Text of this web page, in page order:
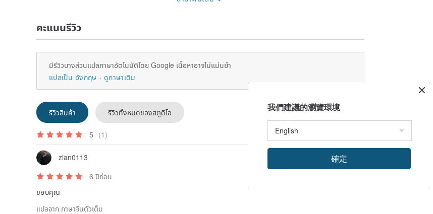
Delivery arrangements:
Suggested choices: The delivery address is Hong Kong Industrial and Commercial Area
(excluding remote areas) or Hong Kong SF Station. It will be sent by SF Express and will
be delivered within 1-2 working days after being sent.
Hong Kong SF Station List
www.sf-express.com/hk/tc/other_serv...
If the delivery address is a Hong Kong residence, it will be sent by Hongkong Post.
Taiwan buyers:
Will be sent by SF Express, the use of SF freight requires an identity card number. It is
usually delivered within 1-2 working days after being sent. In some areas, it takes 0.5-1
working days to receive the time limit. You can go to the SF Express website for details.
คะแนนรีวิว
มีรีวิวบางส่วนแปลภาษาอัตโนมัติโดย Google เนื้อหาอาจไม่แม่นยำ
แปลเป็น อังกฤษ
ดูภาษาเดิม
รีวิวสินค้า รีวิวทั้งหมดของสตูดิโอ
5 (1)
zian0113
6 ปีก่อน
ขอบคุณ
แปลจาก ภาษาจีนตัวเต็ม
我們建議的瀏覽環境
確定